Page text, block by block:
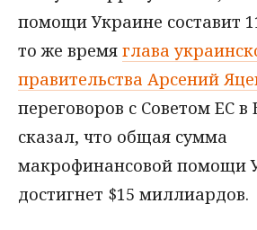
помощи Украине составит
то же время глава
правительства Арсений
переговоров с Советом ЕС в
сказал, что общая сумма
макрофинансовой помощи
достигнет $15 миллиардов.